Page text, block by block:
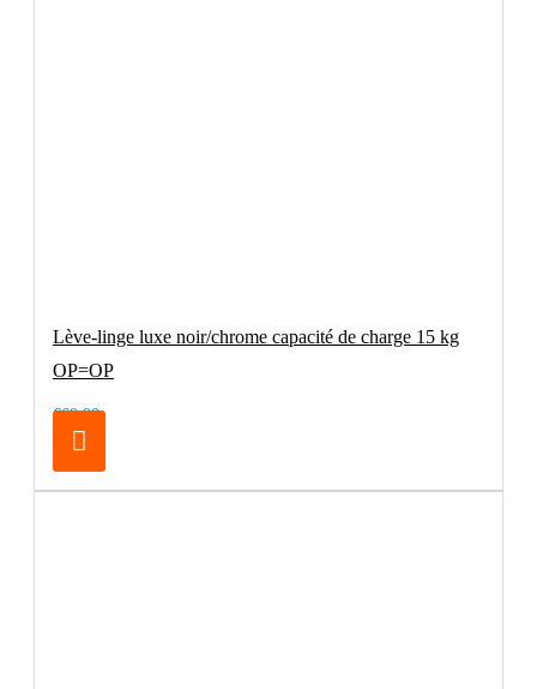
Lève-linge luxe noir/chrome capacité de charge 15 kg
OP=OP
€69.00